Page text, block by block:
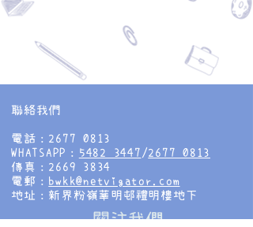
聯絡我們
電話：2677 0813
WHATSAPP： 5482 3447 /2677 0813
傳真：2669 3834
電郵： bwkk@netvigator.com
地址：新界粉嶺華明邨禮明樓地下
​關注我們